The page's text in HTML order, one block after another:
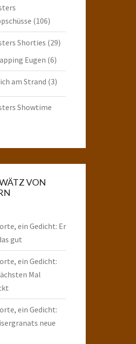
(106)
Shorties (29)
Eugen (6)
am Strand (3)
Showtime
VON
ein Gedicht: Er
gut
ein Gedicht:
Mal
ein Gedicht:
neue